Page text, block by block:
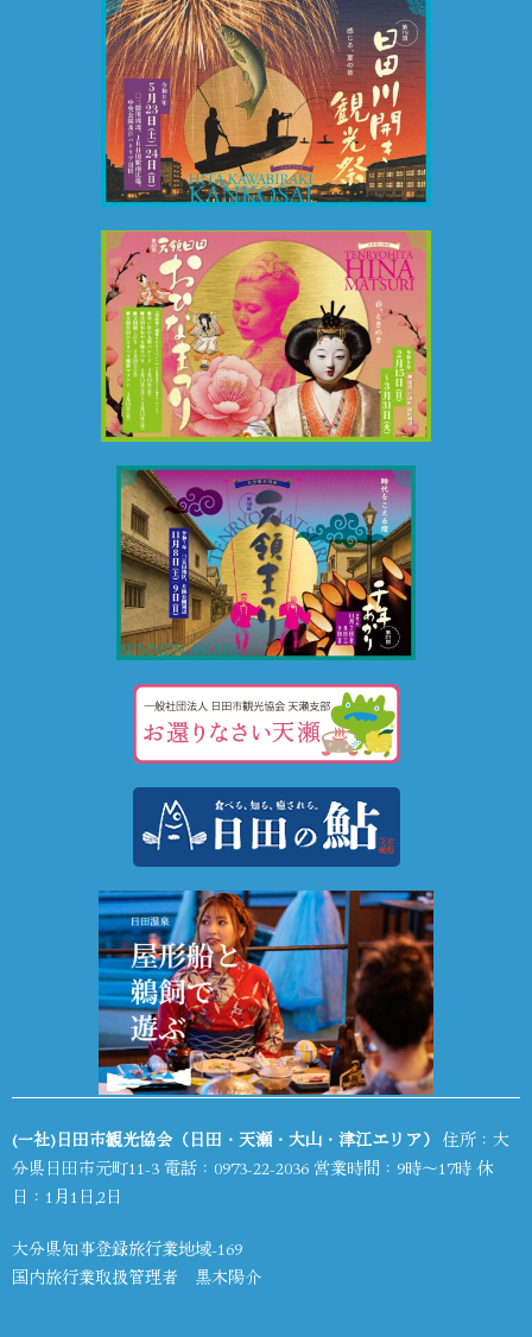
(一社)日田市観光協会（日田・天瀬・大山・津江エリア） 住所：大
分県日田市元町11-3 電話： 0973-22-2036 営業時間：9時～17時 休
日：1月1日,2日
大分県知事登録旅行業地域-169
国内旅行業取扱管理者 黒木陽介